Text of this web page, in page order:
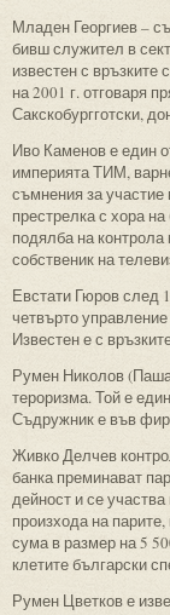
Младен Георгиев –
бивш служител в
известен с връзките
на 2001 г. отговаря
Сакскобургготски,
Иво Каменов е един
империята ТИМ,
съмнения за участие
престрелка с хора
подялба на контрола
собственик на
Евстати Гюров след
четвърто
Известен е с
Румен Николов
тероризма. Той е
Съдружник е във
Живко Делчев
банка преминават
дейност и се
произхода на
сума в размер на 5
клетите български
Румен Цветков е